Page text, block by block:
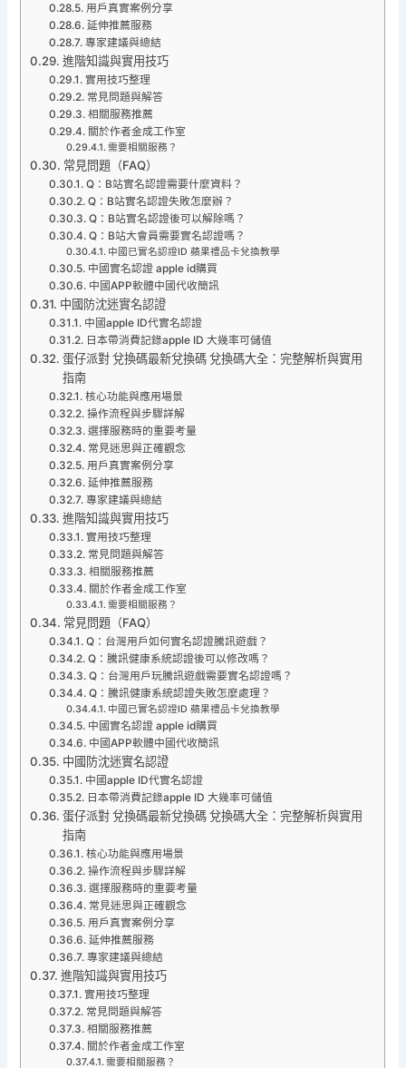
用戶真實案例分享
延伸推薦服務
專家建議與總結
進階知識與實用技巧
實用技巧整理
常見問題與解答
相關服務推薦
關於作者金成工作室
需要相關服務？
常見問題（FAQ）
Q：B站實名認證需要什麼資料？
Q：B站實名認證失敗怎麼辦？
Q：B站實名認證後可以解除嗎？
Q：B站大會員需要實名認證嗎？
中國已實名認證ID 蘋果禮品卡兌換教學
中國實名認證 apple id購買
中國APP軟體中國代收簡訊
中國防沈迷實名認證
中國apple ID代實名認證
日本帶消費記錄apple ID 大幾率可儲值
蛋仔派對 兌換碼最新兌換碼 兌換碼大全：完整解析與實用
指南
核心功能與應用場景
操作流程與步驟詳解
選擇服務時的重要考量
常見迷思與正確觀念
用戶真實案例分享
延伸推薦服務
專家建議與總結
進階知識與實用技巧
實用技巧整理
常見問題與解答
相關服務推薦
關於作者金成工作室
需要相關服務？
常見問題（FAQ）
Q：台灣用戶如何實名認證騰訊遊戲？
Q：騰訊健康系統認證後可以修改嗎？
Q：台灣用戶玩騰訊遊戲需要實名認證嗎？
Q：騰訊健康系統認證失敗怎麼處理？
中國已實名認證ID 蘋果禮品卡兌換教學
中國實名認證 apple id購買
中國APP軟體中國代收簡訊
中國防沈迷實名認證
中國apple ID代實名認證
日本帶消費記錄apple ID 大幾率可儲值
蛋仔派對 兌換碼最新兌換碼 兌換碼大全：完整解析與實用
指南
核心功能與應用場景
操作流程與步驟詳解
選擇服務時的重要考量
常見迷思與正確觀念
用戶真實案例分享
延伸推薦服務
專家建議與總結
進階知識與實用技巧
實用技巧整理
常見問題與解答
相關服務推薦
關於作者金成工作室
需要相關服務？